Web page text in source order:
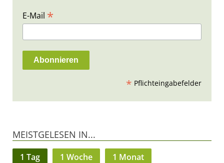
E-Mail *
* Pflichteingabefelder
MEISTGELESEN IN...
1 Tag 1 Woche 1 Monat